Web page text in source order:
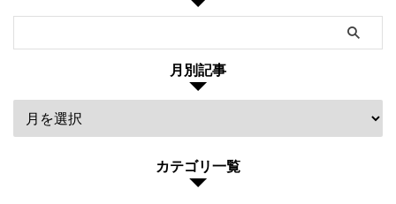
月別記事
カテゴリ一覧